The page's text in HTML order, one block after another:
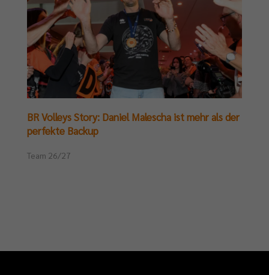
BR Volleys Story: Daniel Malescha ist mehr als der
perfekte Backup
Team 26/27